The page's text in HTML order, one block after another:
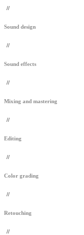
//
Sound design
//
Sound effects
//
Mixing and mastering
//
Editing
//
Color grading
//
Retouching
//